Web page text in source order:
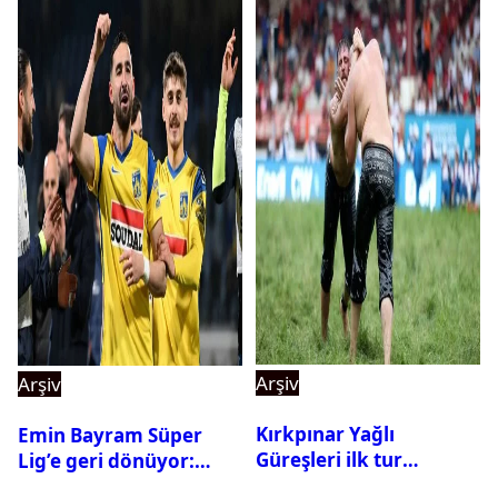
Arşiv
Emin Bayram Süper
Lig’e geri dönüyor:
Arşiv
Kırkpınar Yağlı
Güreşleri ilk tur